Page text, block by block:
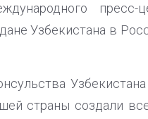
пресс-
Узбекистана в
страны создали